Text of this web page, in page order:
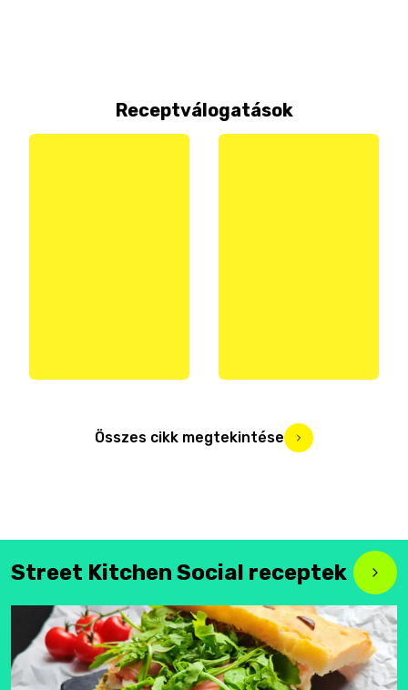
Receptválogatások
Összes cikk megtekintése
Street Kitchen Social receptek